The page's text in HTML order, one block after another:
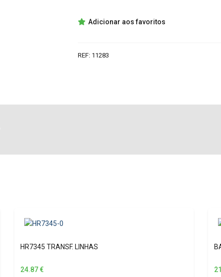
Adicionar aos favoritos
REF: 11283
HR7345 TRANSF. LINHAS
24.87€